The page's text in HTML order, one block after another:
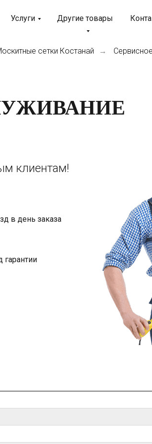
Услуги Другие товары
сетки Костанай →
в день заказа
гарантии
клиентам!